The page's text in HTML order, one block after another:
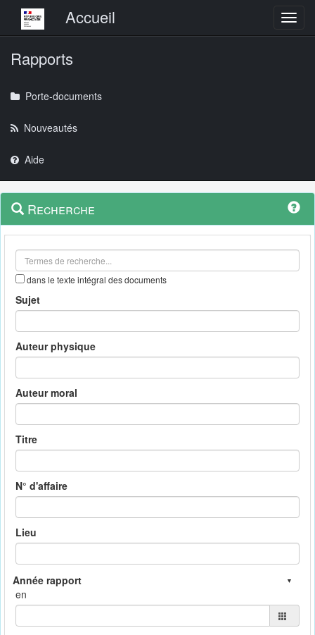
Menu principalAccueil
Rapports
Porte-documents
Nouveautés
Aide
Navigation
outils
Menu
contextuel
Recherche
dans le texte intégral des documents
Sujet
Auteur physique
Auteur moral
Titre
N° d'affaire
Lieu
en